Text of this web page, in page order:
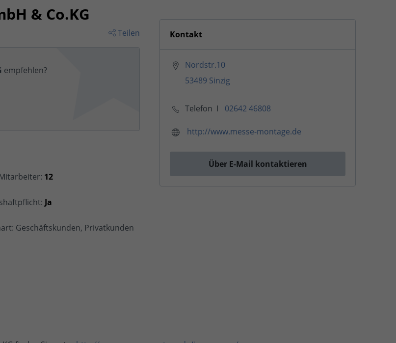
& Co.KG
Teilen
empfehlen?
Kontakt
Nordstr.10
53489 Sinzig
Telefon 02642 46808
http://www.messe-montage.de
Über E-Mail kontaktieren
12
Ja
Geschäftskunden, Privatkunden